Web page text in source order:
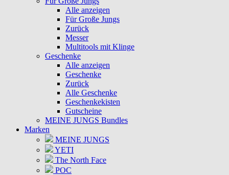
Alle anzeigen
Für Große Jungs
Zurück
Messer
Multitools mit Klinge
Geschenke
Alle anzeigen
Geschenke
Zurück
Alle Geschenke
Geschenkekisten
Gutscheine
MEINE JUNGS Bundles
Marken
MEINE JUNGS
YETI
The North Face
POC